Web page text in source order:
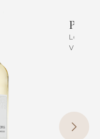
Pinot
Les